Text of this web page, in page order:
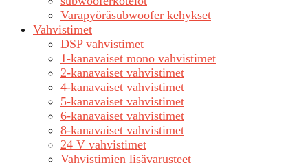
Varapyöräsubwoofer kehykset
Vahvistimet
DSP vahvistimet
1-kanavaiset mono vahvistimet
2-kanavaiset vahvistimet
4-kanavaiset vahvistimet
5-kanavaiset vahvistimet
6-kanavaiset vahvistimet
8-kanavaiset vahvistimet
24 V vahvistimet
Vahvistimien lisävarusteet